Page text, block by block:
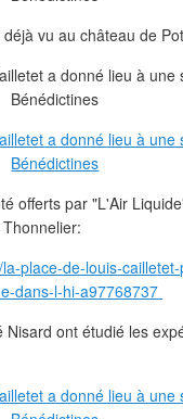
vu au château de
offerts par "L'Air
place-de-louis-
dans-l-hi-a97768737
ont étudié les